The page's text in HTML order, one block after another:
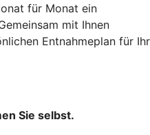
für Monat ein
mit Ihnen
Entnahmeplan für Ihr
Sie selbst.